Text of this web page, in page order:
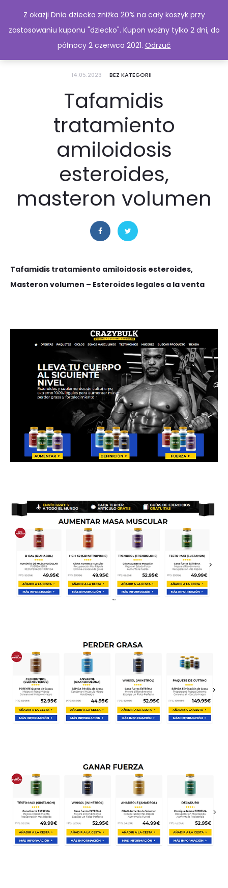
14.05.2023 BEZ KATEGORII
Tafamidis
tratamiento
amiloidosis
esteroides,
masteron volumen
Tafamidis tratamiento amiloidosis esteroides,
Masteron volumen – Esteroides legales a la venta
Z okazji Dnia dziecka zniżka 20% na cały koszyk przy
zastosowaniu kuponu "dziecko". Kupon ważny tylko 2 dni, do
północy 2 czerwca 2021. Odrzuć